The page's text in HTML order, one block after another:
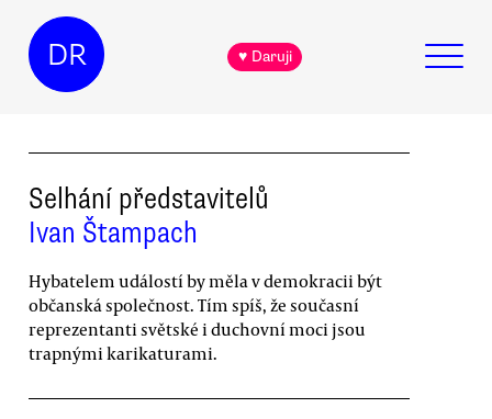
DR ♥ Daruji
Selhání představitelů
Ivan Štampach
Hybatelem událostí by měla v demokracii být
občanská společnost. Tím spíš, že současní
reprezentanti světské i duchovní moci jsou
trapnými karikaturami.